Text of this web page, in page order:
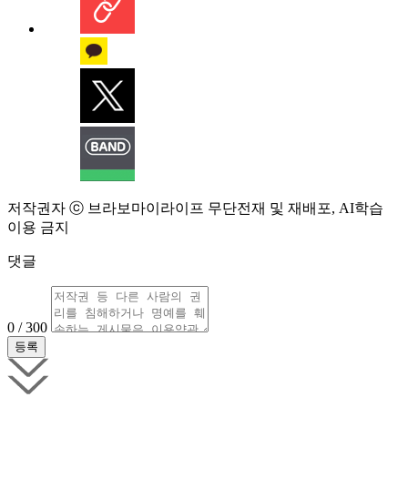
저작권자 ⓒ 브라보마이라이프 무단전재 및 재배포, AI학습
이용 금지
댓글
0 / 300